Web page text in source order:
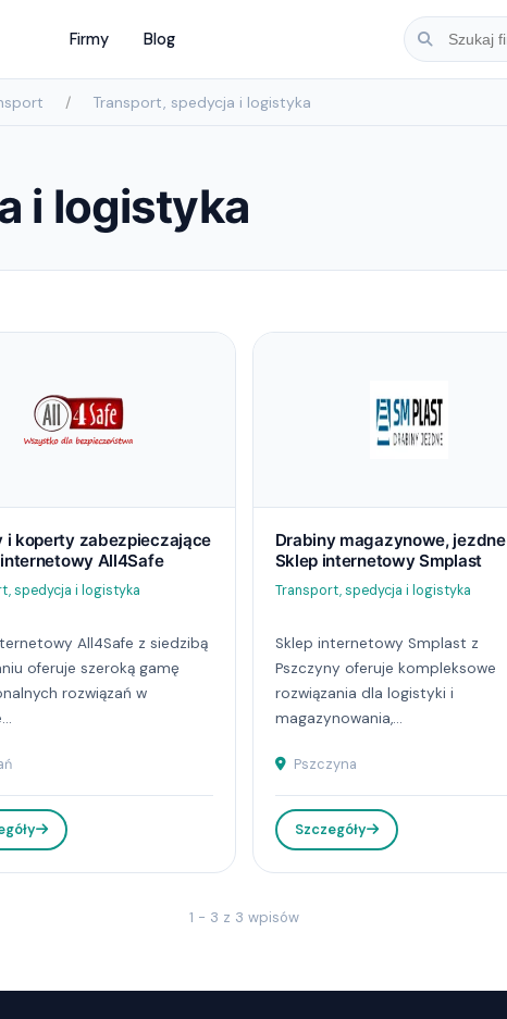
Firmy Blog
Transport, spedycja i logistyka
i logistyka
i koperty zabezpieczające
internetowy All4Safe
spedycja i logistyka
All4Safe z siedzibą
oferuje szeroką gamę
rozwiązań w
Drabiny magazynowe, jezdne |
Sklep internetowy Smplast
Transport, spedycja i logistyka
Sklep internetowy Smplast z
Pszczyny oferuje kompleksowe
rozwiązania dla logistyki i
magazynowania,...
Pszczyna
Szczegóły
1 - 3 z 3 wpisów